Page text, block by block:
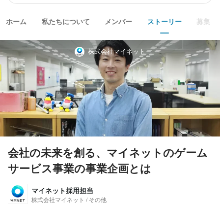
ホーム 私たちについて メンバー ストーリー 募集
株式会社マイネット
会社の未来を創る、マイネットのゲーム
サービス事業の事業企画とは
マイネット採用担当
株式会社マイネット / その他